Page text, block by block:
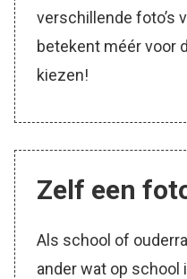
verschillende foto’s
betekent méér voor
kiezen!
Zelf een
Als school of
ander wat op school